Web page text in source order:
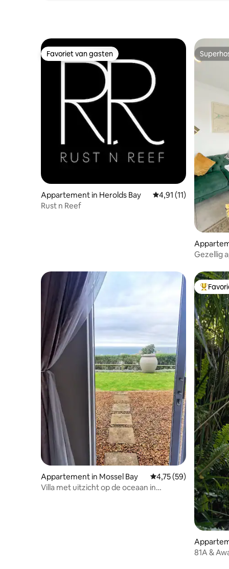
Favoriet van gasten
Favoriet van gasten
Appartement in Herolds Bay Gemiddelde
4,91 (11)
Rust n Reef
Gezellig
Appartement in Mossel Bay Gemiddelde
4,75 (59)
Villa met uitzicht op de oceaan in
81A &